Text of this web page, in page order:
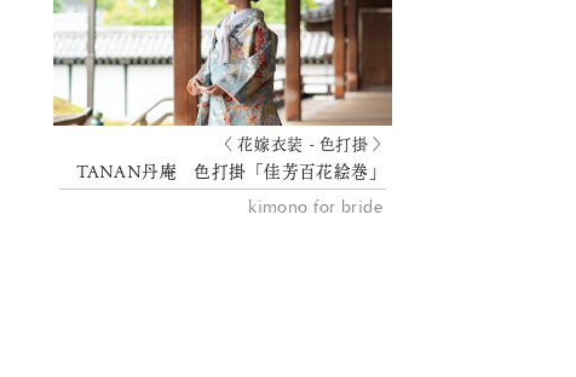
〈 花嫁衣装 - 色打掛 〉
TANAN丹庵 色打掛「佳芳百花絵巻」
kimono for bride